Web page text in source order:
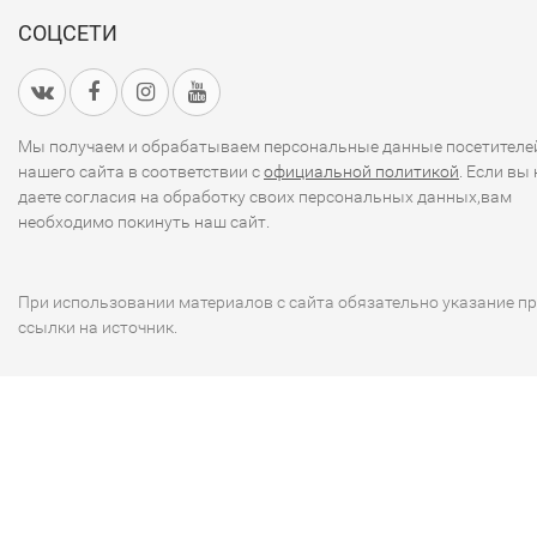
СОЦСЕТИ
Мы получаем и обрабатываем персональные данные
нашего сайта в соответствии софициальной политикой . Если вы
даете согласия на обработку своих персональных данных,вам
необходимо покинуть наш сайт.
При использовании материалов с сайта обязательно указание
ссылки на источник.